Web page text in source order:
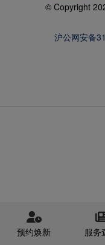
© Copyright
沪公网安备
预约焕新 服务